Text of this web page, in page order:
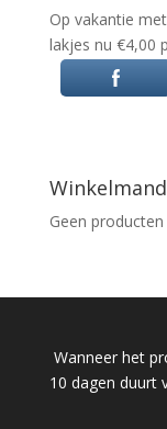
Op vakantie
lakjes nu €4,00
Winkelmand
Geen
Wanneer het
10 dagen duurt